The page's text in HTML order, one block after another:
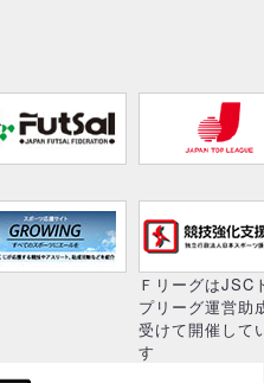
ＦリーグはJSC
プリーグ運営助
受けて開催して
す